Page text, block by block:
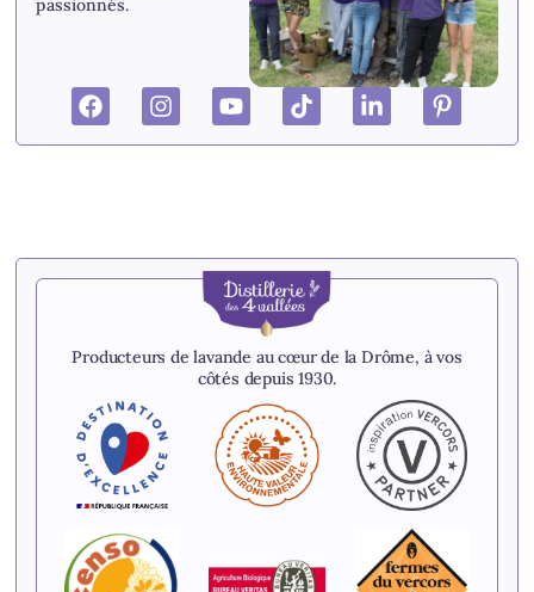
passionnés.
Producteurs de lavande au cœur de la Drôme, à vos
côtés depuis 1930.